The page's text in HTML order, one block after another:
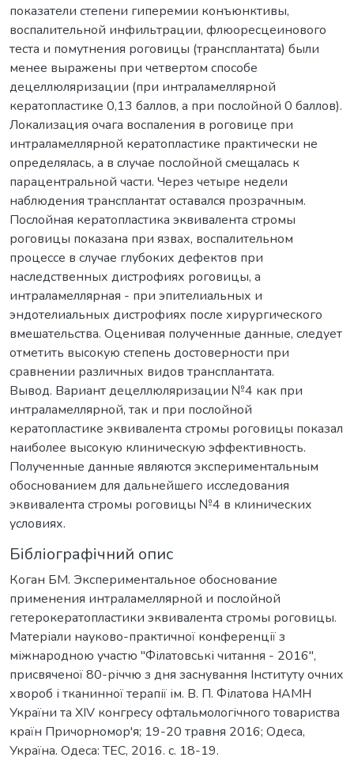
показатели степени гиперемии конъюнктивы,
воспалительной инфильтрации, флюоресцеинового
теста и помутнения роговицы (трансплантата) были
менее выражены при четвертом способе
децеллюляризации (при интраламеллярной
кератопластике 0,13 баллов, а при послойной 0 баллов).
Локализация очага воспаления в роговице при
интраламеллярной кератопластике практически не
определялась, а в случае послойной смещалась к
парацентральной части. Через четыре недели
наблюдения трансплантат оставался прозрачным.
Послойная кератопластика эквивалента стромы
роговицы показана при язвах, воспалительном
процессе в случае глубоких дефектов при
наследственных дистрофиях роговицы, а
интраламеллярная - при эпителиальных и
эндотелиальных дистрофиях после хирургического
вмешательства. Оценивая полученные данные, следует
отметить высокую степень достоверности при
сравнении различных видов трансплантата.
Вывод. Вариант децеллюляризации №4 как при
интраламеллярной, так и при послойной
кератопластике эквивалента стромы роговицы показал
наиболее высокую клиническую эффективность.
Полученные данные являются экспериментальным
обоснованием для дальнейшего исследования
эквивалента стромы роговицы №4 в клинических
условиях.
Бібліографічний опис
Коган БМ. Экспериментальное обоснование
применения интраламеллярной и послойной
гетерокератопластики эквивалента стромы роговицы.
Матеріали науково-практичної конференції з
міжнародною участю "Філатовські читання - 2016",
присвяченої 80-річчю з дня заснування Інституту очних
хвороб і тканинної терапії ім. В. П. Філатова НАМН
України та XIV конгресу офтальмологічного товариства
країн Причорномор'я; 19-20 травня 2016; Одеса,
Україна. Одеса: ТЕС, 2016. с. 18-19.